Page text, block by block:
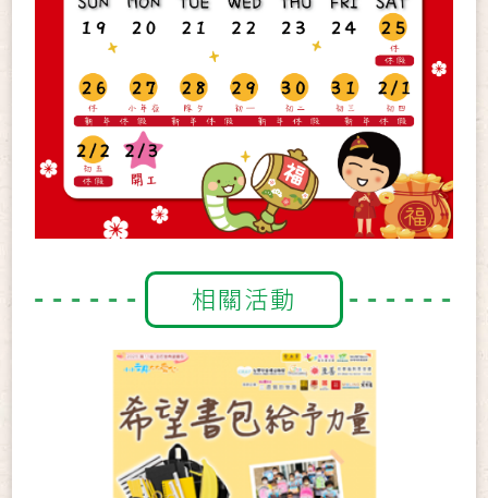
相關活動